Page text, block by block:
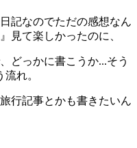
記なのでただの感想なん
見て楽しかったのに、
どっかに書こうか...そう
れ。
行記事とかも書きたいん